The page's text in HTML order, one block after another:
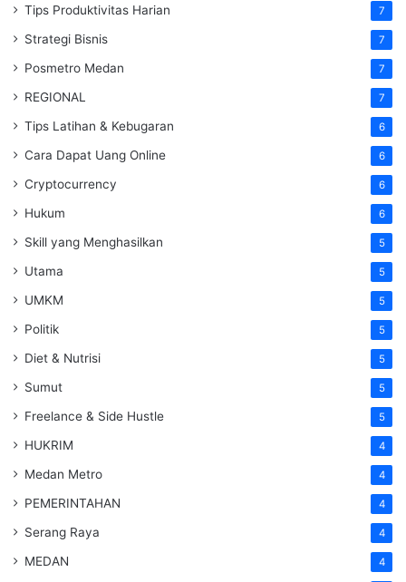
Tips Produktivitas Harian 7
Strategi Bisnis 7
Posmetro Medan 7
REGIONAL 7
Tips Latihan & Kebugaran 6
Cara Dapat Uang Online 6
Cryptocurrency 6
Hukum 6
Skill yang Menghasilkan 5
Utama 5
UMKM 5
Politik 5
Diet & Nutrisi 5
Sumut 5
Freelance & Side Hustle 5
HUKRIM 4
Medan Metro 4
PEMERINTAHAN 4
Serang Raya 4
MEDAN 4